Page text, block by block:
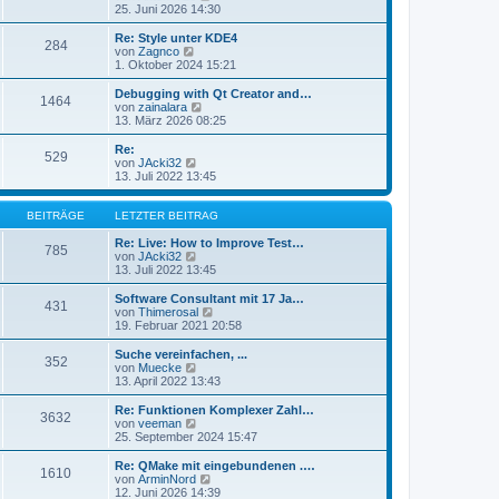
e
i
r
a
g
r
B
e
i
r
e
u
e
t
r
B
e
i
g
25. Juni 2026 14:30
284
Re: Style unter KDE4
von Zagnco
e
u
e
s
t
B
e
i
t
r
a
g
1. Oktober 2024 15:21
1464
Debugging with Qt Creator and…
von zainalara
e
u
t
r
B
e
i
r
g
13. März 2026 08:25
529
Re:
von JAcki32
e
u
e
s
t
e
B
e
i
t
r
13. Juli 2022 13:45
BEITRÄGE LETZTER BEITRAG
785
Re: Live: How to Improve Test…
von JAcki32
e
u
e
s
t
B
e
i
r
g
13. Juli 2022 13:45
431
Software Consultant mit 17 Ja…
von Thimerosal
e
u
e
t
r
B
e
i
r
19. Februar 2021 20:58
352
Suche vereinfachen, ...
von Muecke
e
u
e
t
r
B
e
13. April 2022 13:43
3632
Re: Funktionen Komplexer Zahl…
von veeman
e
u
e
s
t
25. September 2024 15:47
1610
Re: QMake mit eingebundenen .…
von ArminNord
e
12. Juni 2026 14:39